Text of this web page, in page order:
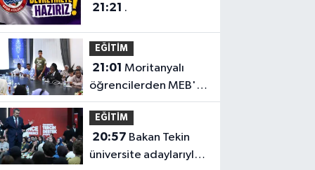
21:21 .
EĞİTİM
21:01 Moritanyalı
öğrencilerden MEB'e
ziyaret
EĞİTİM
20:57
üniversite adaylarıyla